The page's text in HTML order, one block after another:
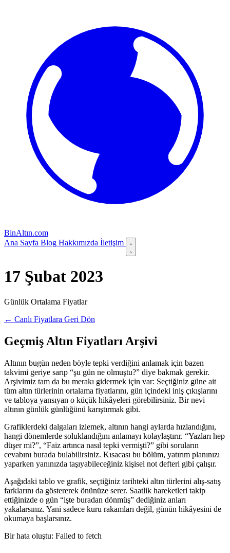
BinAltın.com
Ana Sayfa Blog Hakkımızda İletişim
17 Şubat 2023
Günlük Ortalama Fiyatlar
← Canlı Fiyatlara Geri Dön
Geçmiş Altın Fiyatları Arşivi
Altının bugün neden böyle tepki verdiğini anlamak için bazen
takvimi geriye sarıp “şu gün ne olmuştu?” diye bakmak gerekir.
Arşivimiz tam da bu merakı gidermek için var: Seçtiğiniz güne ait
tüm altın türlerinin ortalama fiyatlarını, gün içindeki iniş çıkışlarını
ve tabloya yansıyan o küçük hikâyeleri görebilirsiniz. Bir nevi
altının günlük günlüğünü karıştırmak gibi.
Grafiklerdeki dalgaları izlemek, altının hangi aylarda hızlandığını,
hangi dönemlerde soluklandığını anlamayı kolaylaştırır. “Yazları hep
düşer mi?”, “Faiz artınca nasıl tepki vermişti?” gibi soruların
cevabını burada bulabilirsiniz. Kısacası bu bölüm, yatırım planınızı
yaparken yanınızda taşıyabileceğiniz kişisel not defteri gibi çalışır.
Aşağıdaki tablo ve grafik, seçtiğiniz tarihteki altın türlerini alış-satış
farklarını da göstererek önünüze serer. Saatlik hareketleri takip
ettiğinizde o gün “işte buradan dönmüş” dediğiniz anları
yakalarsınız. Yani sadece kuru rakamları değil, günün hikâyesini de
okumaya başlarsınız.
Bir hata oluştu: Failed to fetch